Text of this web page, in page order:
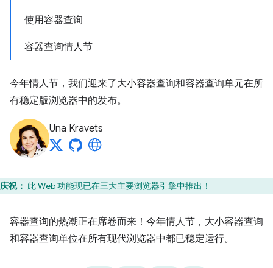
使用容器查询
容器查询情人节
今年情人节，我们迎来了大小容器查询和容器查询单元在所
有稳定版浏览器中的发布。
Una Kravets
庆祝： 此 Web 功能现已在三大主要浏览器引擎中推出！
容器查询的热潮正在席卷而来！今年情人节，大小容器查询
和容器查询单位在所有现代浏览器中都已稳定运行。